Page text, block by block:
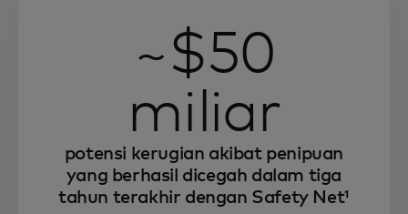
~$50
miliar
potensi kerugian akibat penipuan
yang berhasil dicegah dalam tiga
tahun terakhir dengan Safety Net¹